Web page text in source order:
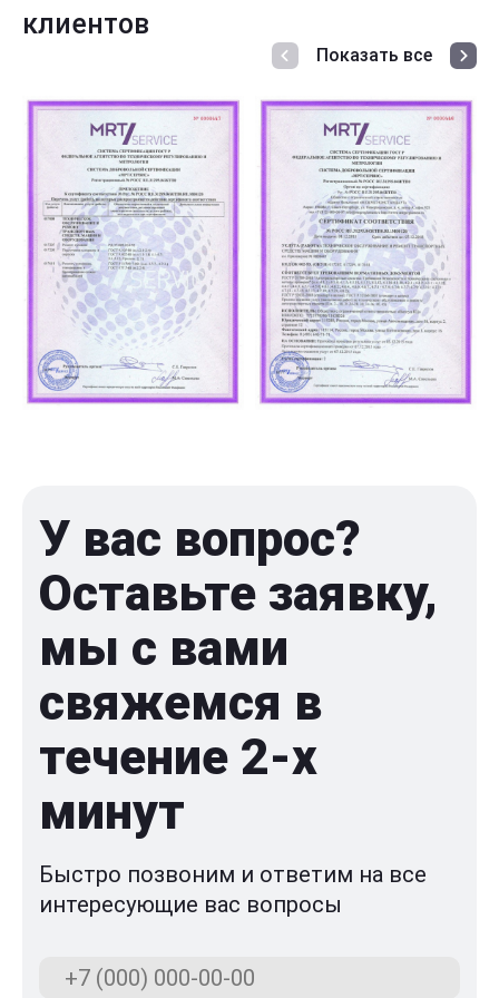
клиентов
Показать все
У вас вопрос?
Оставьте заявку,
мы с вами
свяжемся в
течение 2-x
минут
Быстро позвоним и ответим на все
интересующие вас вопросы